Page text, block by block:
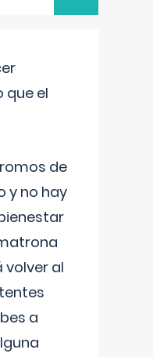
que el
de
y no hay
al
a